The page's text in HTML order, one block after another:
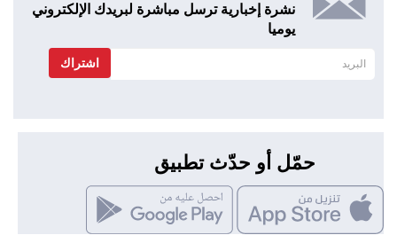
نشرة إخبارية ترسل مباشرة لبريدك الإلكتروني
يوميا
اشتراك
حمّل أو حدّث تطبيق